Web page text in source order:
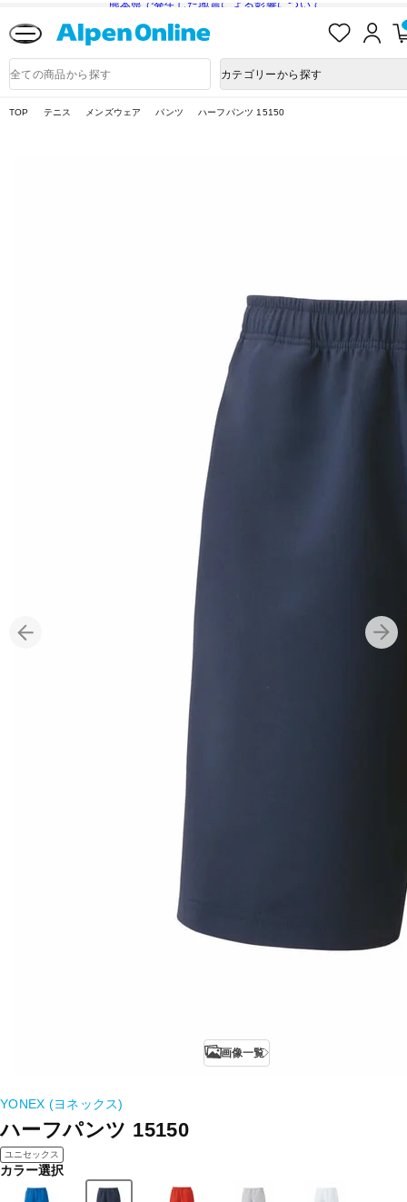
熊本県で発生した地震による影響について
入
ロ
ン
品
検
カテゴリーから探す
TOP テニス メンズウェア パンツ ハーフパンツ 15150
画像一覧
YONEX (ヨネックス)
ハーフパンツ 15150
ユニセックス
カラー選択